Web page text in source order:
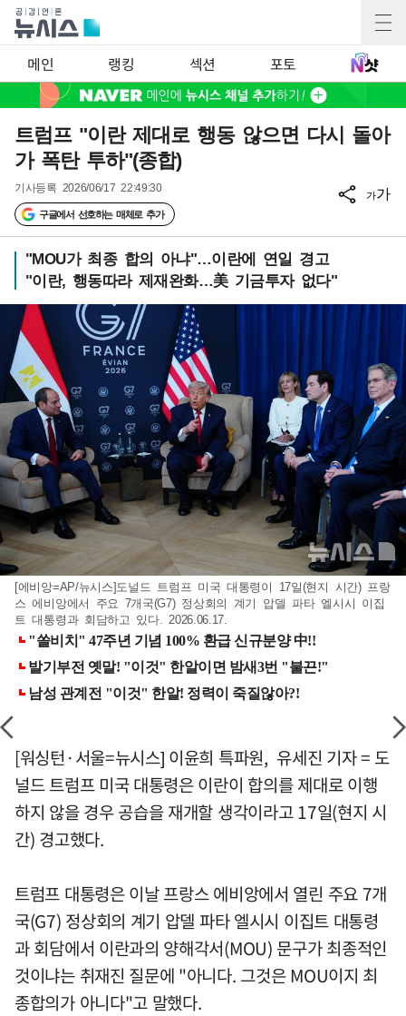
메인 랭킹 섹션 포토
트럼프 "이란 제대로 행동 않으면 다시 돌아
가 폭탄 투하"(종합)
기사등록 2026/06/17 22:49:30
구글에서 선호하는 매체로 추가
가가
"MOU가 최종 합의 아냐"…이란에 연일 경고
"이란, 행동따라 제재완화…美 기금투자 없다"
[에비앙=AP/뉴시스]도널드 트럼프 미국 대통령이 17일(현지 시간) 프랑
스 에비앙에서 주요 7개국(G7) 정상회의 계기 압델 파타 엘시시 이집
트 대통령과 회담하고 있다. 2026.06.17.
[워싱턴·서울=뉴시스] 이윤희 특파원, 유세진 기자 = 도
널드 트럼프 미국 대통령은 이란이 합의를 제대로 이행
하지 않을 경우 공습을 재개할 생각이라고 17일(현지 시
간) 경고했다.
트럼프 대통령은 이날 프랑스 에비앙에서 열린 주요 7개
국(G7) 정상회의 계기 압델 파타 엘시시 이집트 대통령
과 회담에서 이란과의 양해각서(MOU) 문구가 최종적인
것이냐는 취재진 질문에 "아니다. 그것은 MOU이지 최
종합의가 아니다"고 말했다.